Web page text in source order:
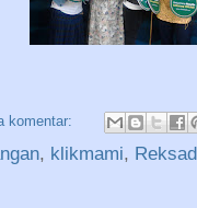
komentar:
, klikmami,